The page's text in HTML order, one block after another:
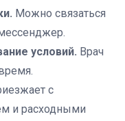
Можно связаться
условий. Врач
с
и расходными